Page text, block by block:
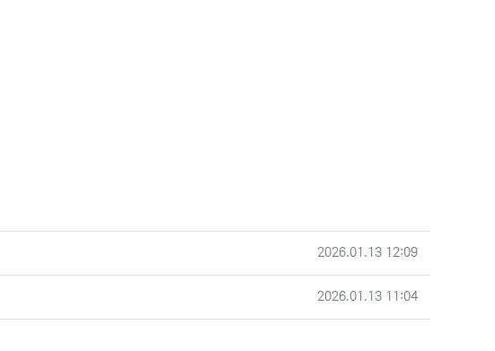
작성일
2026.01.13 12:09
작성일
2026.01.13 11:04